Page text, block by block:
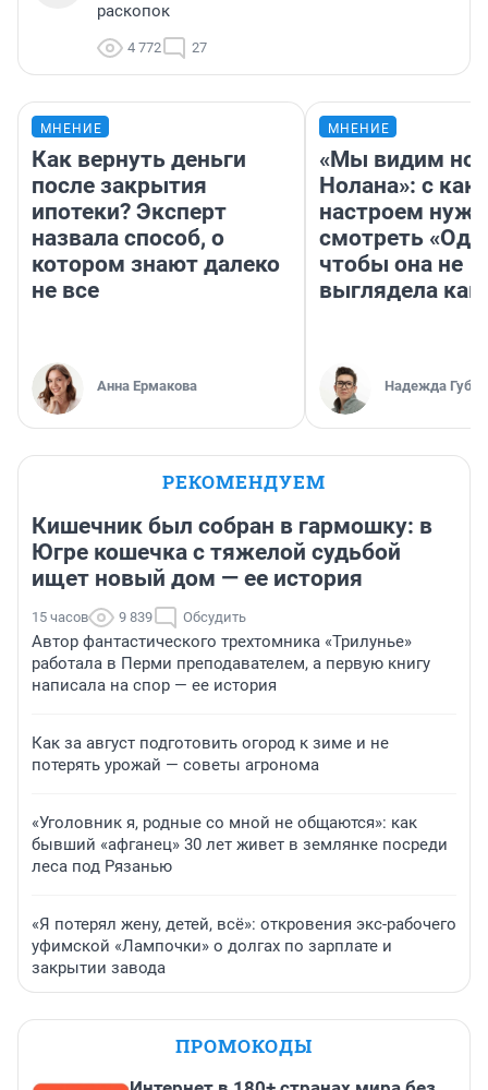
раскопок
4 772 27
МНЕНИЕ
Как вернуть деньги
после закрытия
ипотеки? Эксперт
назвала способ, о
котором знают далеко
не все
Анна Ермакова
МНЕНИЕ
«Мы видим
Нолана»: с
настроем
смотреть
чтобы она не
выглядела как
Надежда
РЕКОМЕНДУЕМ
Кишечник был собран в гармошку: в
Югре кошечка с тяжелой судьбой
ищет новый дом — ее история
15 часов 9 839 Обсудить
Автор фантастического трехтомника «Трилунье»
работала в Перми преподавателем, а первую книгу
написала на спор — ее история
Как за август подготовить огород к зиме и не
потерять урожай — советы агронома
«Уголовник я, родные со мной не общаются»: как
бывший «афганец» 30 лет живет в землянке посреди
леса под Рязанью
«Я потерял жену, детей, всё»: откровения экс-рабочего
уфимской «Лампочки» о долгах по зарплате и
закрытии завода
ПРОМОКОДЫ